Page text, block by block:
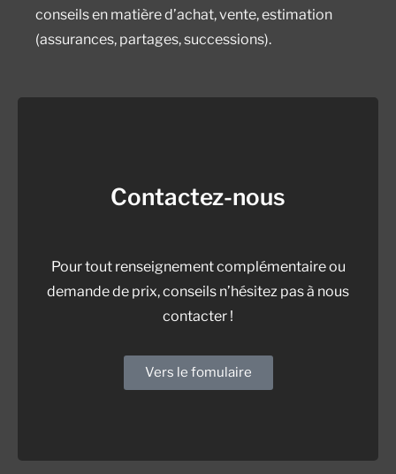
conseils en matière d’achat, vente, estimation
(assurances, partages, successions).
Contactez-nous
Pour tout renseignement complémentaire ou
demande de prix, conseils n’hésitez pas à nous
contacter !
Vers le fomulaire